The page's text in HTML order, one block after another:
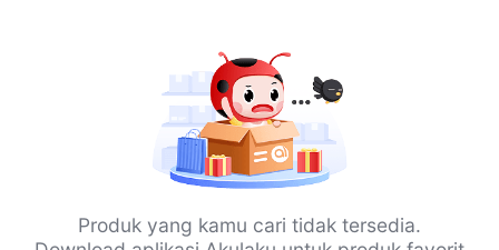
Produk yang kamu cari tidak tersedia.